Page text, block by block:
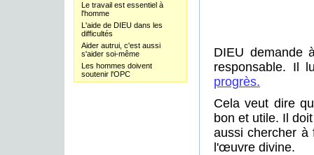
DIEU demande
responsable. Il
progrès.
Cela veut dire
bon et utile. Il
aussi chercher à
l'œuvre divine.
Le travail est essentiel à
l'homme
L'aide de DIEU dans les
difficultés
Aider autrui, c'est aussi
s'aider soi-même
Les hommes doivent
soutenir l'OPC